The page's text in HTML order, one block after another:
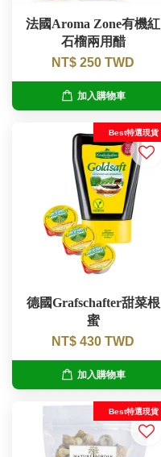
法國Aroma Zone有機紅
石榴兩用醋
NT$ 250 TWD
加入購物車
Best特選現貨
德國Grafschafter甜菜根
蜜
NT$ 430 TWD
加入購物車
Best特選現貨